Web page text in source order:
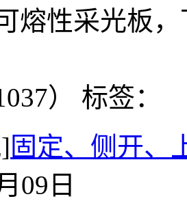
熔性采光板
） 标签：
固定、侧开、
09日